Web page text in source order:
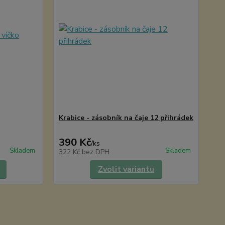
Skladem
Krabice - zásobník na čaje 12 přihrádek
390 Kč/ks
322 Kč bez DPH Skladem
Zvolit variantu